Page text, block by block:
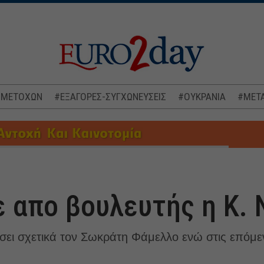
ΜΕΤΟΧΩΝ #ΕΞΑΓΟΡΕΣ-ΣΥΓΧΩΝΕΥΣΕΙΣ #ΟΥΚΡΑΝΙΑ
απο βουλευτής η Κ.
σχετικά τον Σωκράτη Φάμελλο ενώ στις